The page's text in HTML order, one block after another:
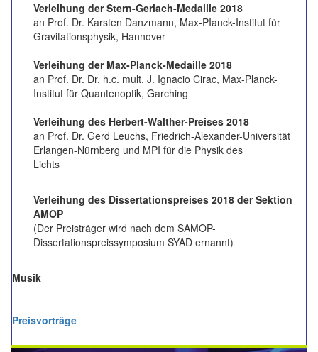
Verleihung der Stern-Gerlach-Medaille 2018
an Prof. Dr. Karsten Danzmann, Max-PIanck-Institut für
Gravitationsphysik, Hannover
Verleihung der Max-Planck-Medaille 2018
an Prof. Dr. Dr. h.c. mult. J. Ignacio Cirac, Max-Planck-
Institut für Quantenoptik, Garching
Verleihung des Herbert-Walther-Preises 2018
an Prof. Dr. Gerd Leuchs, Friedrich-Alexander-Universität
Erlangen-Nürnberg und MPI für die Physik des
Lichts
Verleihung des Dissertationspreises 2018 der Sektion
AMOP
(Der Preisträger wird nach dem SAMOP-
Dissertationspreissymposium SYAD ernannt)
Musik
Preisvorträge